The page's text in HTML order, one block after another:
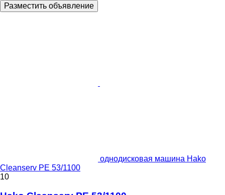
Разместить объявление
однодисковая машина Hako
Cleanserv PE 53/1100
10